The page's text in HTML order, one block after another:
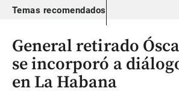
Temas recomendados
General retirado
se incorporó a
en La Habana